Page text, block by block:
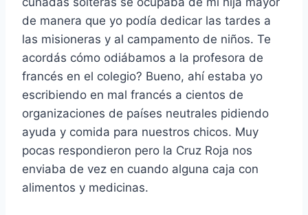
de manera que yo podía dedicar las tardes a
las misioneras y al campamento de niños. Te
acordás cómo odiábamos a la profesora de
francés en el colegio? Bueno, ahí estaba yo
escribiendo en mal francés a cientos de
organizaciones de países neutrales pidiendo
ayuda y comida para nuestros chicos. Muy
pocas respondieron pero la Cruz Roja nos
enviaba de vez en cuando alguna caja con
alimentos y medicinas.